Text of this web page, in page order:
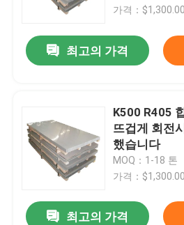
가격：
최고의 가격
K500 R405
뜨겁게 회전
했습니다
MOQ：1-18 톤
가격：
최고의 가격